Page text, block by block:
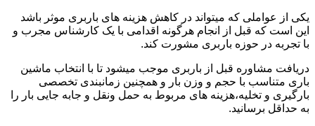
یکی از عواملی که میتواند در کاهش هزینه های باربری موثر باشد
این است که قبل از انجام هرگونه اقدامی با یک کارشناس مجرب و
با تجربه در حوزه باربری مشورت کند.
دریافت مشاوره قبل از باربری موجب میشود تا با انتخاب ماشین
باری متناسب با حجم و وزن بار و همچنین زمانبندی تخصصی
بارگیری و تخلیه،هزینه های مربوط به حمل ونقل و جابه جایی بار را
به حداقل برسانید.